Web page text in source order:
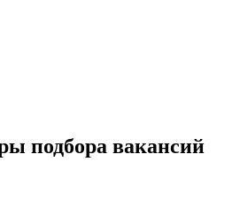
подбора вакансий